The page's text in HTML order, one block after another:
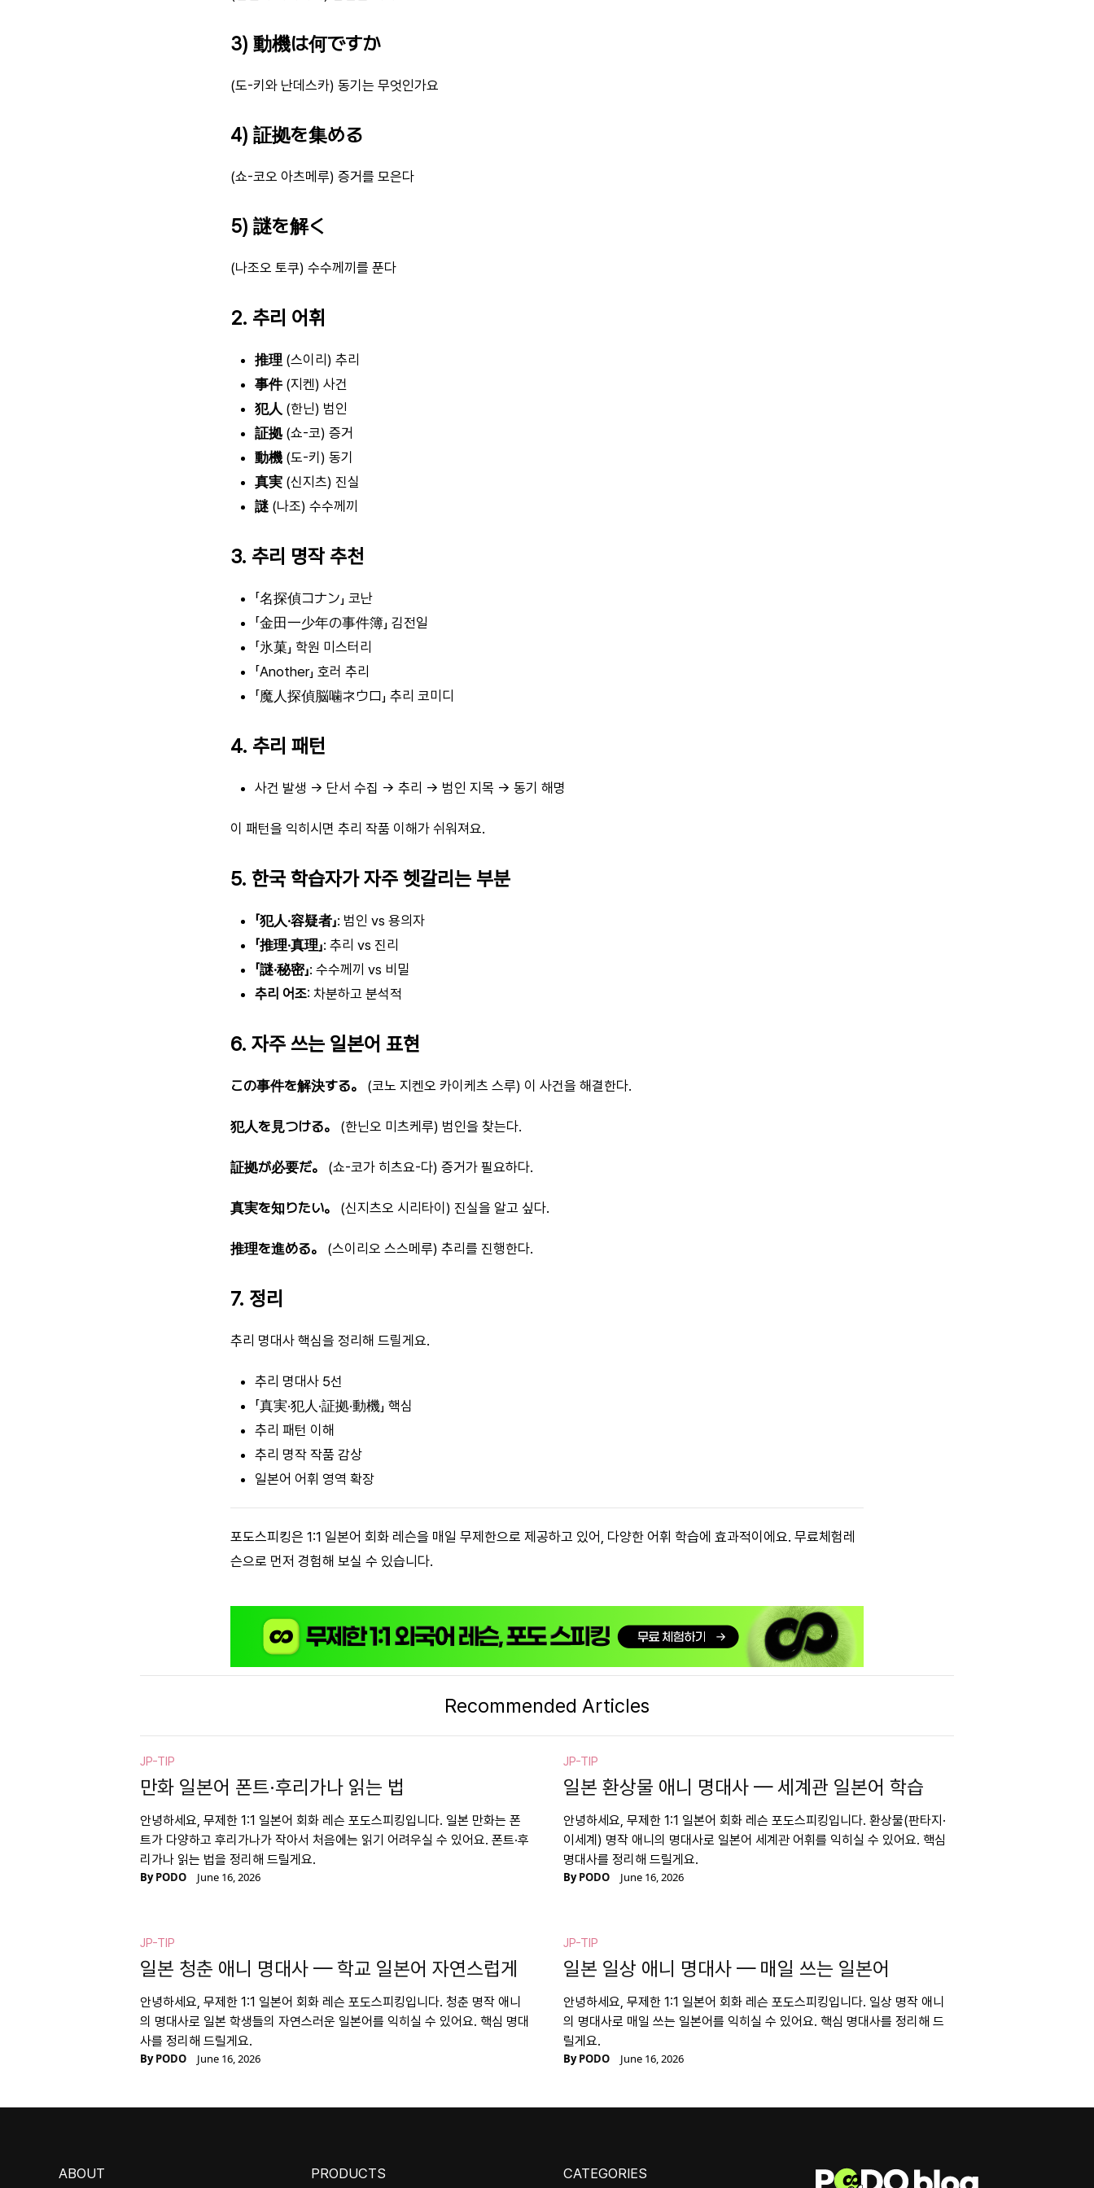
3) 動機は何ですか
(도-키와 난데스카) 동기는 무엇인가요
4) 証拠を集める
(쇼-코오 아츠메루) 증거를 모은다
5) 謎を解く
(나조오 토쿠) 수수께끼를 푼다
2. 추리 어휘
推理 (스이리) 추리
事件(지켄) 사건
犯人 (한닌) 범인
証拠 (쇼-코) 증거
動機 (도-키) 동기
真実 (신지츠) 진실
謎 (나조) 수수께끼
3. 추리 명작 추천
「名探偵コナン」 코난
「金田一少年の事件簿」 김전일
「氷菓」 학원 미스터리
「Another」 호러 추리
「魔人探偵脳噛ネウロ」 추리 코미디
4. 추리 패턴
사건 발생 → 단서 수집 → 추리 → 범인 지목 → 동기 해명
이 패턴을 익히시면 추리 작품 이해가 쉬워져요.
5. 한국 학습자가 자주 헷갈리는 부분
「犯人·容疑者」: 범인 vs 용의자
「推理·真理」: 추리 vs 진리
「謎·秘密」: 수수께끼 vs 비밀
추리 어조: 차분하고 분석적
6. 자주 쓰는 일본어 표현
この事件を解決する。 (코노 지켄오 카이케츠 스루) 이 사건을 해결한다.
犯人を見つける。 (한닌오 미츠케루) 범인을 찾는다.
証拠が必要だ。 (쇼-코가 히츠요-다) 증거가 필요하다.
真実を知りたい。 (신지츠오 시리타이) 진실을 알고 싶다.
推理を進める。 (스이리오 스스메루) 추리를 진행한다.
7. 정리
추리 명대사 핵심을 정리해 드릴게요.
추리 명대사 5선
「真実·犯人·証拠·動機」 핵심
추리 패턴 이해
추리 명작 작품 감상
일본어 어휘 영역 확장
포도스피킹은 1:1 일본어 회화 레슨을 매일 무제한으로 제공하고 있어, 다양한 어휘 학습에 효과적이에요. 무료체험레
슨으로 먼저 경험해 보실 수 있습니다.
Recommended Articles
JP-TIP
만화 일본어 폰트·후리가나 읽는 법
안녕하세요, 무제한 1:1 일본어 회화 레슨 포도스피킹입니다. 일본 만화는 폰
트가 다양하고 후리가나가 작아서 처음에는 읽기 어려우실 수 있어요. 폰트·후
리가나 읽는 법을 정리해 드릴게요.
ByPODO June 16, 2026
JP-TIP
일본 환상물 애니 명대사 — 세계관 일본어 학습
안녕하세요, 무제한 1:1 일본어 회화 레슨 포도스피킹입니다. 환상물(판타지·
이세계) 명작 애니의 명대사로 일본어 세계관 어휘를 익히실 수 있어요. 핵심
명대사를 정리해 드릴게요.
ByPODO June 16, 2026
JP-TIP
일본 청춘 애니 명대사 — 학교 일본어 자연스럽게
안녕하세요, 무제한 1:1 일본어 회화 레슨 포도스피킹입니다. 청춘 명작 애니
의 명대사로 일본 학생들의 자연스러운 일본어를 익히실 수 있어요. 핵심 명대
사를 정리해 드릴게요.
ByPODO June 16, 2026
JP-TIP
일본 일상 애니 명대사 — 매일 쓰는 일본어
안녕하세요, 무제한 1:1 일본어 회화 레슨 포도스피킹입니다. 일상 명작 애니
의 명대사로 매일 쓰는 일본어를 익히실 수 있어요. 핵심 명대사를 정리해 드
릴게요.
ByPODO June 16, 2026
ABOUT PRODUCTS CATEGORIES